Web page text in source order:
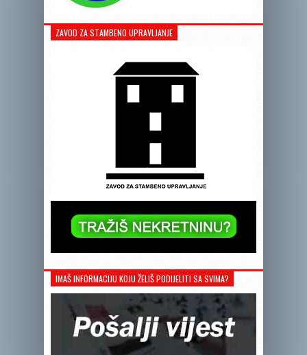
ZAVOD ZA STAMBENO UPRAVLJANJE
IMAŠ INFORMACIJU KOJU ŽELIŠ PODIJELITI SA SVIMA?